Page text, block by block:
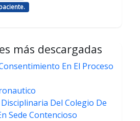
más descargadas
En El Proceso
Del Colegio De
Sede Contencioso